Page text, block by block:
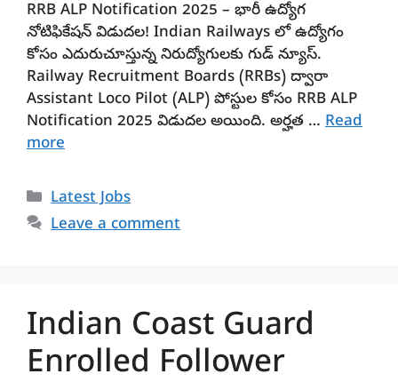
RRB ALP Notification 2025 – భారీ ఉద్యోగ
నోటిఫికేషన్ విడుదల! Indian Railways లో ఉద్యోగం
కోసం ఎదురుచూస్తున్న నిరుద్యోగులకు గుడ్ న్యూస్.
Railway Recruitment Boards (RRBs) ద్వారా
Assistant Loco Pilot (ALP) పోస్టుల కోసం RRB ALP
Notification 2025 విడుదల అయింది. అర్హత … Read
more
Categories
Latest Jobs
Leave a comment
Indian Coast Guard
Enrolled Follower